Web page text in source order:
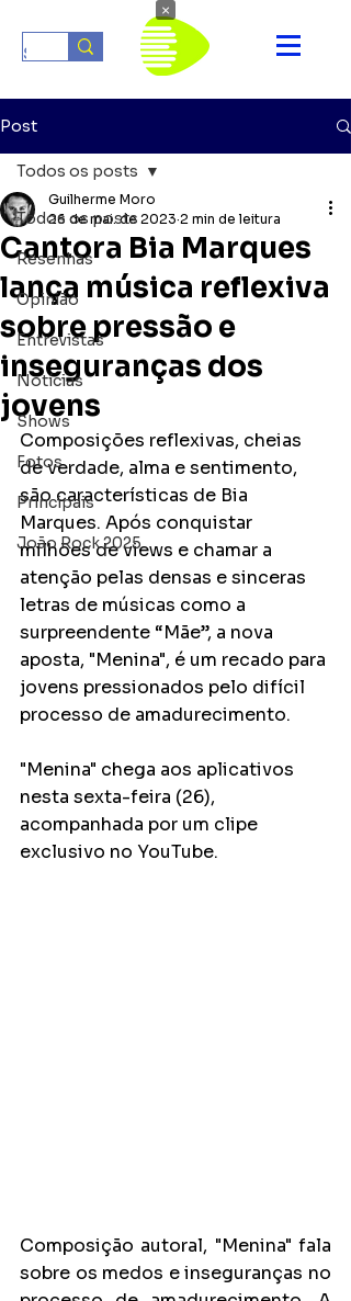
Post
Todos os posts
Resenhas
Opinião
Entrevistas
Notícias
Shows
Fotos
Principais
João Rock 2025
Todos os posts
Cantora Bia Marques
lança música reflexiva
sobre pressão e
inseguranças dos
jovens
Guilherme Moro
26 de mai. de 2023 2 min de leitura
Composições reflexivas, cheias
de verdade, alma e sentimento,
são características de Bia
Marques. Após conquistar
milhões de views e chamar a
atenção pelas densas e sinceras
letras de músicas como a
surpreendente “Mãe”, a nova
aposta, "Menina", é um recado para
jovens pressionados pelo difícil
processo de amadurecimento.
"Menina" chega aos aplicativos
nesta sexta-feira (26),
acompanhada por um clipe
exclusivo no YouTube.
Composição autoral, "Menina" fala
sobre os medos e inseguranças no
×